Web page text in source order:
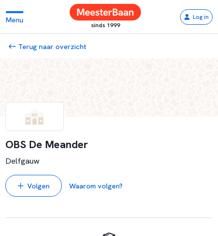
Menu
sinds 1999
Log in
Terug naar overzicht
OBS De Meander
Delfgauw
Volgen Waarom volgen?